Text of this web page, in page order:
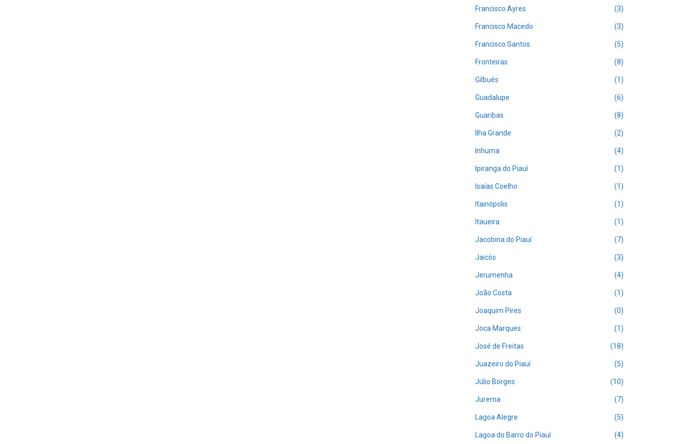
Francisco Ayres (3)
Francisco Macedo (3)
Francisco Santos (5)
Fronteiras (8)
Gilbués (1)
Guadalupe (6)
Guaribas (8)
Ilha Grande (2)
Inhuma (4)
Ipiranga do Piauí (1)
Isaías Coelho (1)
Itainópolis (1)
Itaueira (1)
Jacobina do Piauí (7)
Jaicós (3)
Jerumenha (4)
João Costa (1)
Joaquim Pires (0)
Joca Marques (1)
José de Freitas (18)
Juazeiro do Piauí (5)
Júlio Borges (10)
Jurema (7)
Lagoa Alegre (5)
Lagoa do Barro do Piauí (4)